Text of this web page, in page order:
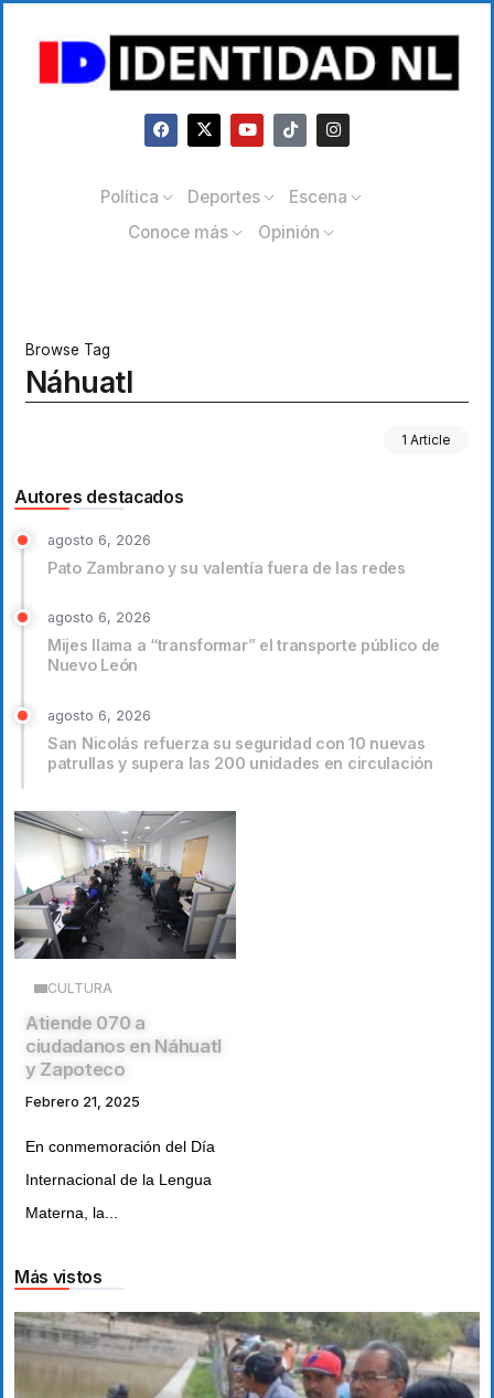
Política Deportes
Escena
Conoce más
Opinión
Browse Tag
Náhuatl
1 Article
Autores destacados
agosto 6, 2026
Pato Zambrano y su valentía fuera de las redes
agosto 6, 2026
Mijes llama a “transformar” el transporte público de
Nuevo León
agosto 6, 2026
San Nicolás refuerza su seguridad con 10 nuevas
patrullas y supera las 200 unidades en circulación
CULTURA
Atiende 070 a
ciudadanos en Náhuatl
y Zapoteco
Febrero 21, 2025
En conmemoración del Día
Internacional de la Lengua
Materna, la...
Más vistos